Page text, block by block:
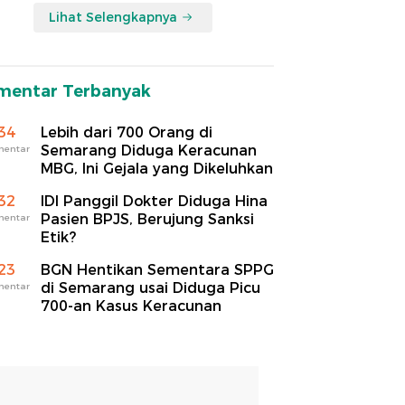
Lihat Selengkapnya
Terbanyak
Lebih dari 700 Orang di
Semarang Diduga Keracunan
MBG, Ini Gejala yang Dikeluhkan
IDI Panggil Dokter Diduga Hina
Pasien BPJS, Berujung Sanksi
Etik?
BGN Hentikan Sementara SPPG
di Semarang usai Diduga Picu
700-an Kasus Keracunan